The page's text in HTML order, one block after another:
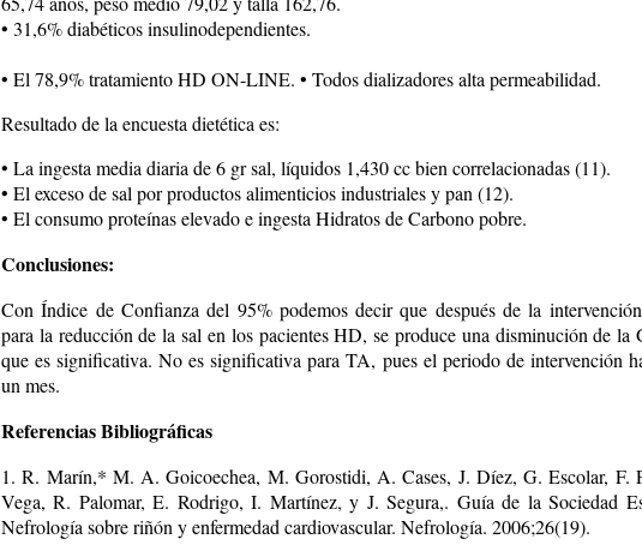
• 31,6% diabéticos insulinodependientes.
• El 78,9% tratamiento HD ON-LINE. • Todos dializadores alta permeabilidad.
Resultado de la encuesta dietética es:
• La ingesta media diaria de 6 gr sal, líquidos 1,430 cc bien correlacionadas (11).
• El exceso de sal por productos alimenticios industriales y pan (12).
• El consumo proteínas elevado e ingesta Hidratos de Carbono pobre.
Conclusiones:
Con Índice de Confianza del 95% podemos decir que después de la
para la reducción de la sal en los pacientes HD, se produce una disminución de la
que es significativa. No es significativa para TA, pues el periodo de intervención
un mes.
Referencias Bibliográficas
1. R. Marín,* M. A. Goicoechea, M. Gorostidi, A. Cases, J. Díez, G. Escolar, F.
Vega, R. Palomar, E. Rodrigo, I. Martínez, y J. Segura,. Guía de la Sociedad
Nefrología sobre riñón y enfermedad cardiovascular. Nefrología. 2006;26(19).